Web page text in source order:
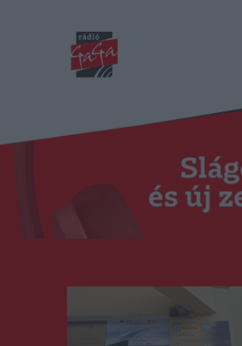
RÁDIÓ GAGA
Műsorok
Duma Duba
Podcast és videók
Stáb
RO